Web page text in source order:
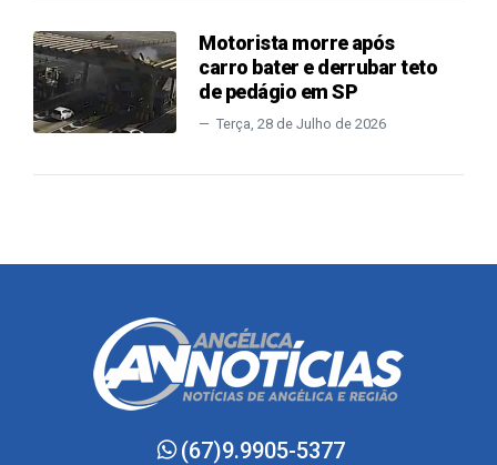
Motorista morre após
carro bater e derrubar teto
de pedágio em SP
Terça, 28 de Julho de 2026
(67)9.9905-5377